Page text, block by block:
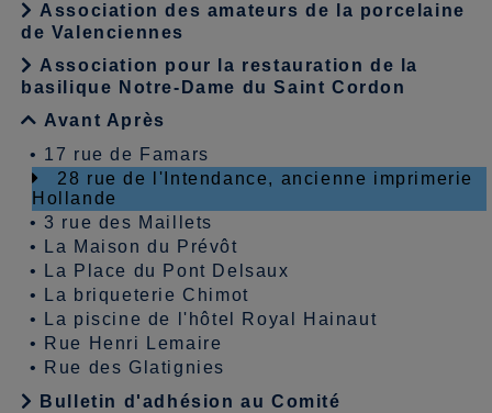
Association des amateurs de la porcelaine
de Valenciennes
Association pour la restauration de la
basilique Notre-Dame du Saint Cordon
Avant Après
• 17 rue de Famars
28 rue de l'Intendance, ancienne imprimerie
Hollande
•3 rue des Maillets
•
La Maison du Prévôt
•
La Place du Pont Delsaux
•
La briqueterie Chimot
•
La piscine de l'hôtel Royal Hainaut
•
Rue Henri Lemaire
•
Rue des Glatignies
Bulletin d'adhésion au Comité